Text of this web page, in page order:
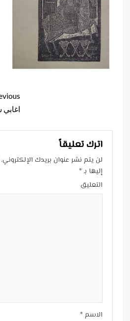
اغابي
اترك تعليقاً
لن يتم نشر عنوان بريدك الإلكتروني.
إليها بـ*
التعليق
الاسم *